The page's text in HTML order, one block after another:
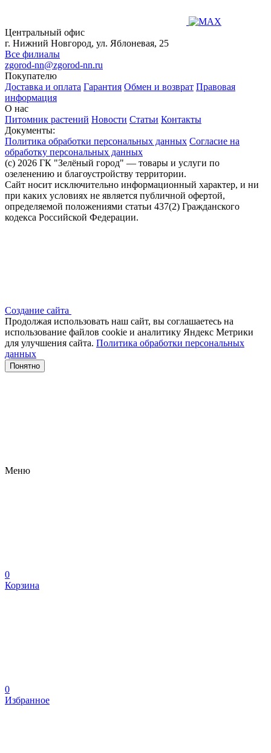
Центральный офис
г. Нижний Новгород, ул. Яблоневая, 25
Все филиалы
zgorod-nn@zgorod-nn.ru
Покупателю
Доставка и оплата Гарантия Обмен и возврат Правовая
информация
О нас
Питомник растений Новости Статьи Контакты
Документы:
Политика обработки персональных данных Согласие на
обработку персональных данных
(c) 2026 ГК "Зелёный город" — товары и услуги по
озеленению и благоустройству территории.
Сайт носит исключительно информационный характер, и ни
при каких условиях не является публичной офертой,
определяемой положениями статьи 437(2) Гражданского
кодекса Российской Федерации.
Создание сайта
Продолжая использовать наш сайт, вы соглашаетесь на
использование файлов сооkіе и аналитику Яндекс Метрики
для улучшения сайта. Политика обработки персональных
данных
Понятно
Меню
0
Корзина
0
Избранное